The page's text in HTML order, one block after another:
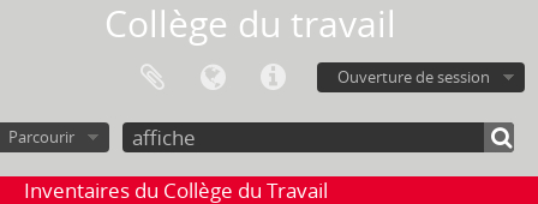
Collège du travail
Ouverture de session
Parcourir
Inventaires du Collège du Travail